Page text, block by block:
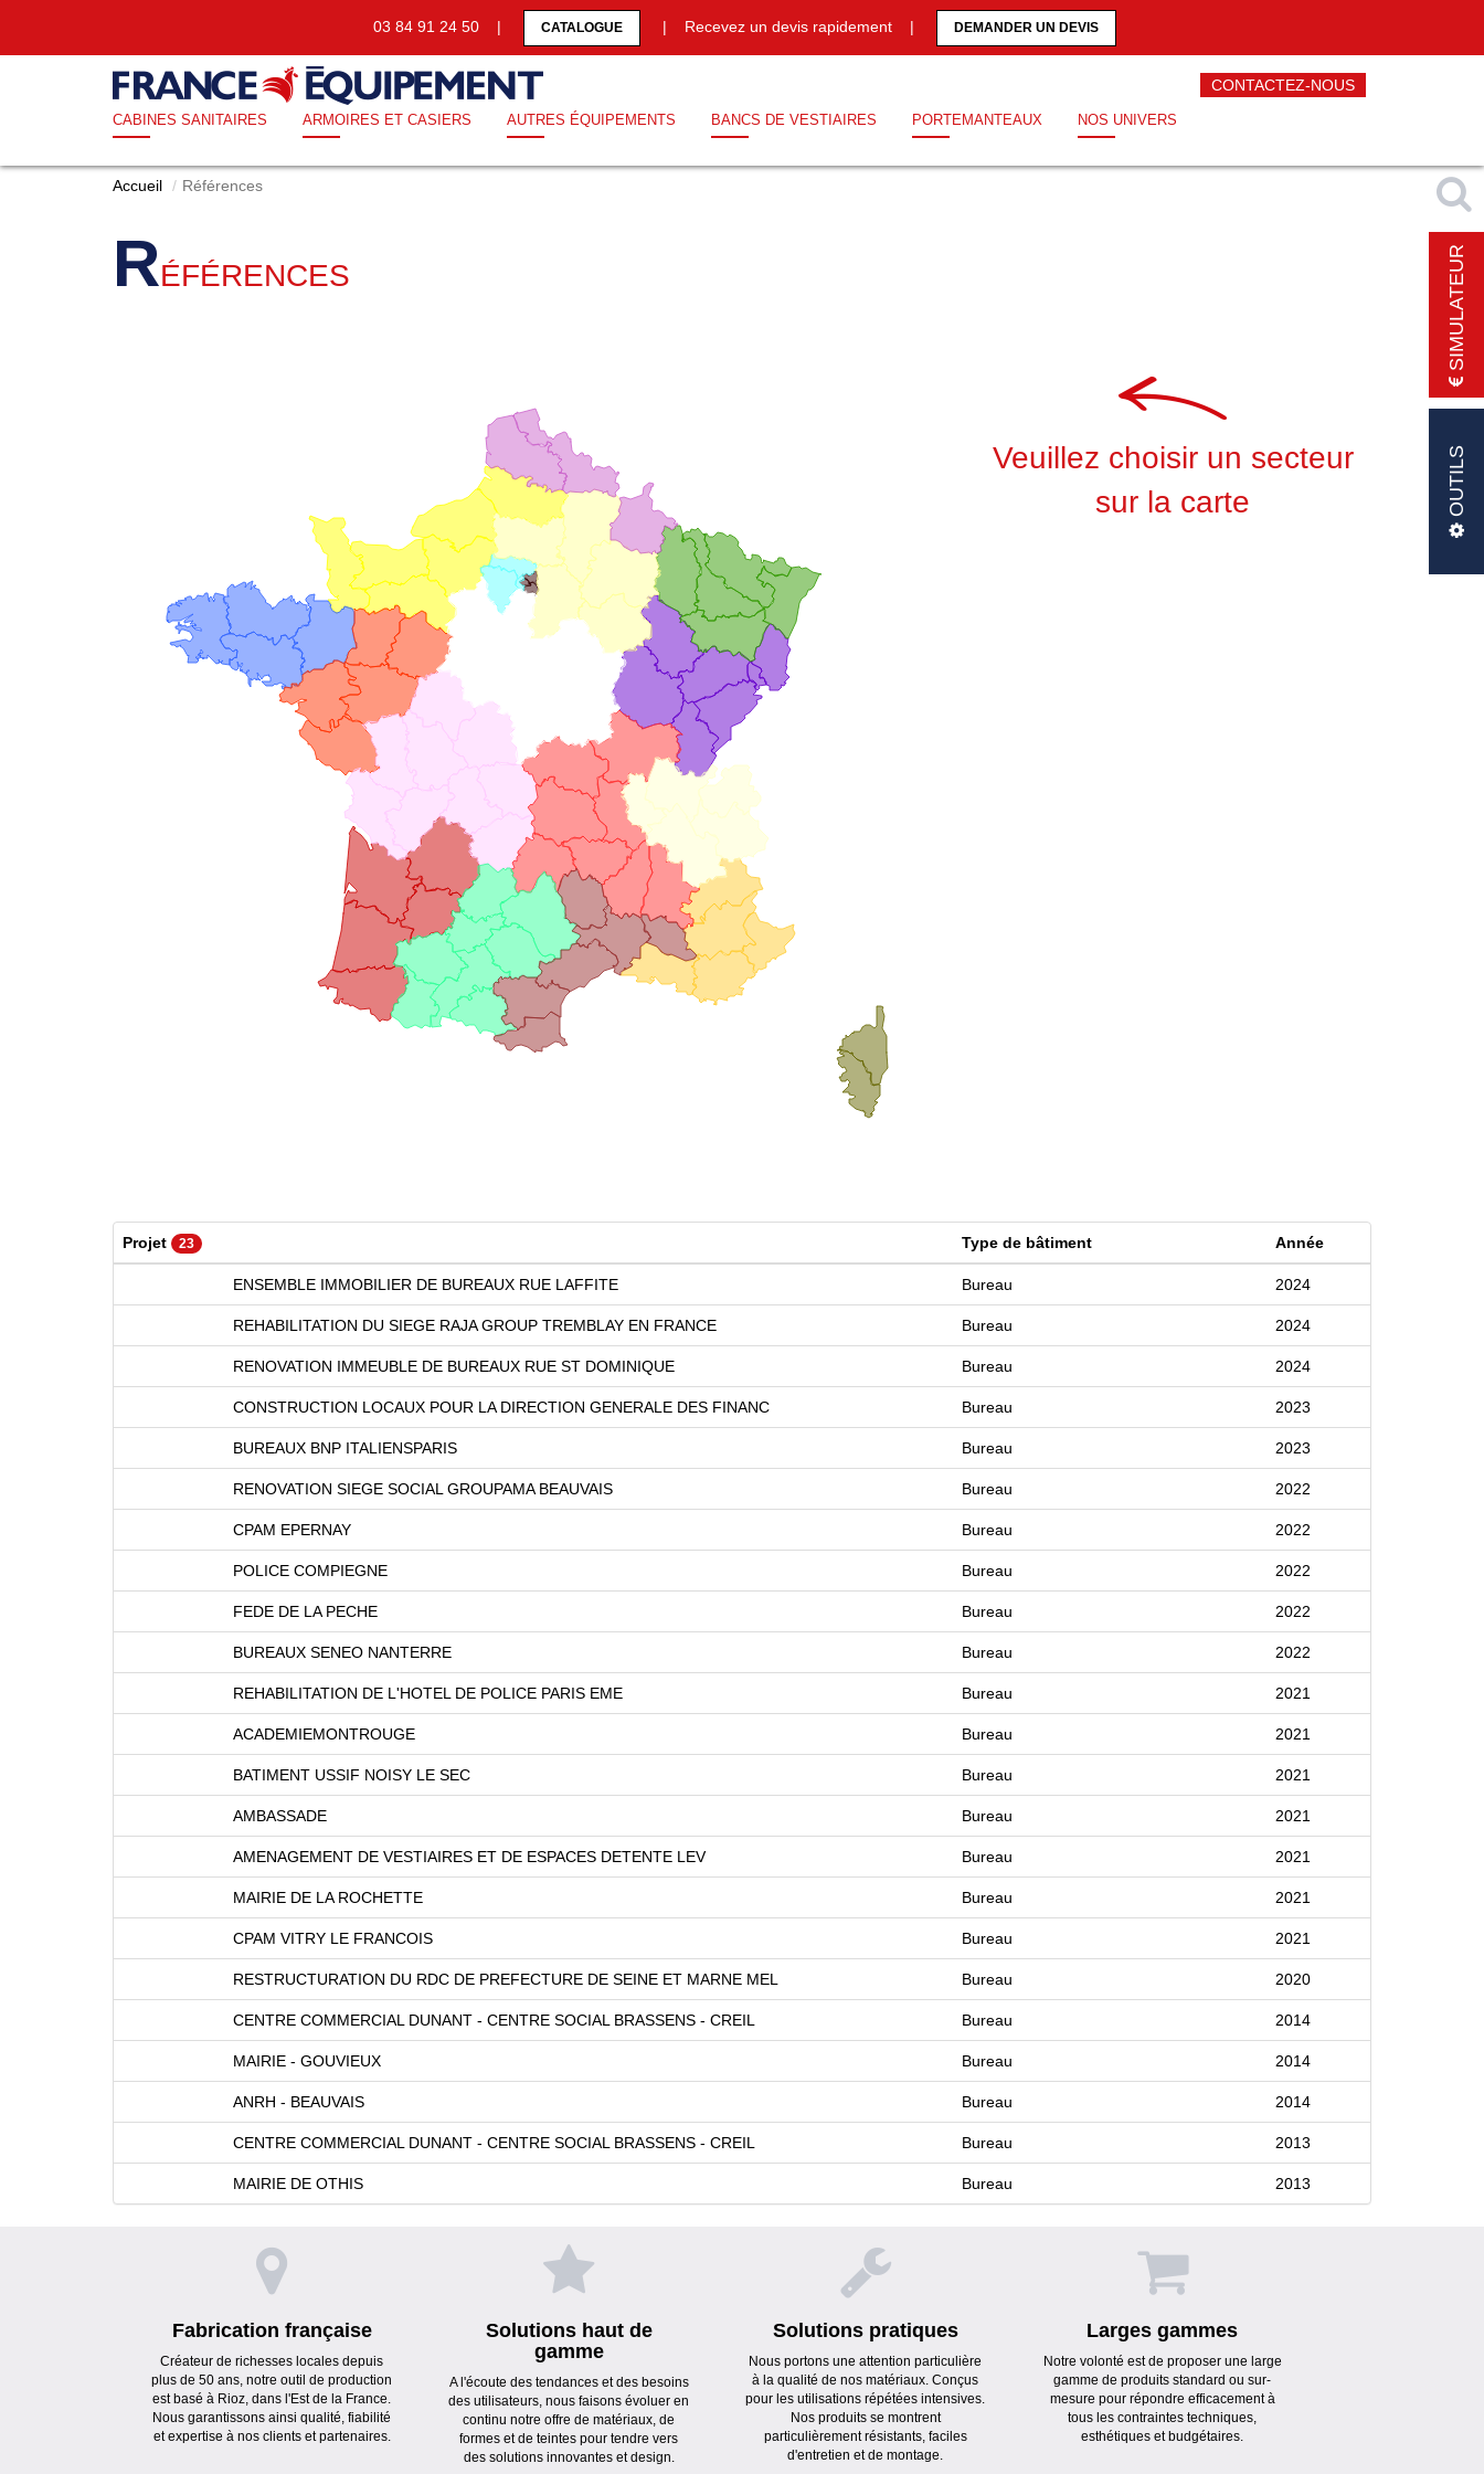
03 84 91 24 50 | CATALOGUE | Recevez un devis rapidement | DEMANDER UN DEVIS
CONTACTEZ-NOUS
CABINES SANITAIRES ARMOIRES ET CASIERS AUTRES ÉQUIPEMENTS BANCS DE VESTIAIRES PORTEMANTEAUX NOS UNIVERS
Accueil Références
RÉFÉRENCES
Veuillez choisir un secteur
sur la carte
Projet 23 Type de bâtiment Année
ENSEMBLE IMMOBILIER DE BUREAUX RUE LAFFITE Bureau 2024
REHABILITATION DU SIEGE RAJA GROUP TREMBLAY EN FRANCE Bureau 2024
RENOVATION IMMEUBLE DE BUREAUX RUE ST DOMINIQUE Bureau 2024
CONSTRUCTION LOCAUX POUR LA DIRECTION GENERALE DES FINANC Bureau 2023
BUREAUX BNP ITALIENSPARIS Bureau 2023
RENOVATION SIEGE SOCIAL GROUPAMA BEAUVAIS Bureau 2022
CPAM EPERNAY Bureau 2022
POLICE COMPIEGNE Bureau 2022
FEDE DE LA PECHE Bureau 2022
BUREAUX SENEO NANTERRE Bureau 2022
REHABILITATION DE L'HOTEL DE POLICE PARIS EME Bureau 2021
ACADEMIEMONTROUGE Bureau 2021
BATIMENT USSIF NOISY LE SEC Bureau 2021
AMBASSADE Bureau 2021
AMENAGEMENT DE VESTIAIRES ET DE ESPACES DETENTE LEV Bureau 2021
MAIRIE DE LA ROCHETTE Bureau 2021
CPAM VITRY LE FRANCOIS Bureau 2021
RESTRUCTURATION DU RDC DE PREFECTURE DE SEINE ET MARNE MEL Bureau 2020
CENTRE COMMERCIAL DUNANT - CENTRE SOCIAL BRASSENS - CREIL Bureau 2014
MAIRIE - GOUVIEUX Bureau 2014
ANRH - BEAUVAIS Bureau 2014
CENTRE COMMERCIAL DUNANT - CENTRE SOCIAL BRASSENS - CREIL Bureau 2013
MAIRIE DE OTHIS Bureau 2013
SIMULATEUR
OUTILS
Fabrication française
Créateur de richesses locales depuis
plus de 50 ans, notre outil de production
est basé à Rioz, dans l'Est de la France.
Nous garantissons ainsi qualité, fiabilité
et expertise à nos clients et partenaires.
Solutions haut de
gamme
A l'écoute des tendances et des besoins
des utilisateurs, nous faisons évoluer en
continu notre offre de matériaux, de
formes et de teintes pour tendre vers
des solutions innovantes et design.
Solutions pratiques
Nous portons une attention particulière
à la qualité de nos matériaux. Conçus
pour les utilisations répétées intensives.
Nos produits se montrent
particulièrement résistants, faciles
d'entretien et de montage.
Larges gammes
Notre volonté est de proposer une large
gamme de produits standard ou sur-
mesure pour répondre efficacement à
tous les contraintes techniques,
esthétiques et budgétaires.